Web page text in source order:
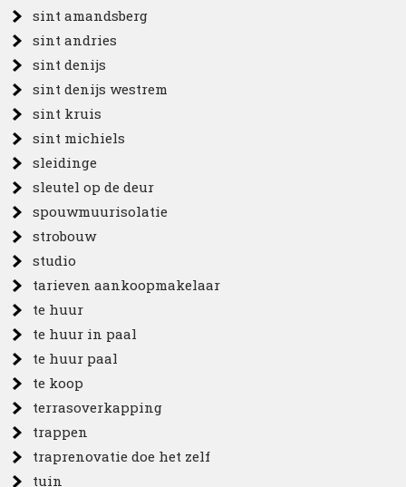
sint amandsberg
sint andries
sint denijs
sint denijs westrem
sint kruis
sint michiels
sleidinge
sleutel op de deur
spouwmuurisolatie
strobouw
studio
tarieven aankoopmakelaar
te huur
te huur in paal
te huur paal
te koop
terrasoverkapping
trappen
traprenovatie doe het zelf
tuin